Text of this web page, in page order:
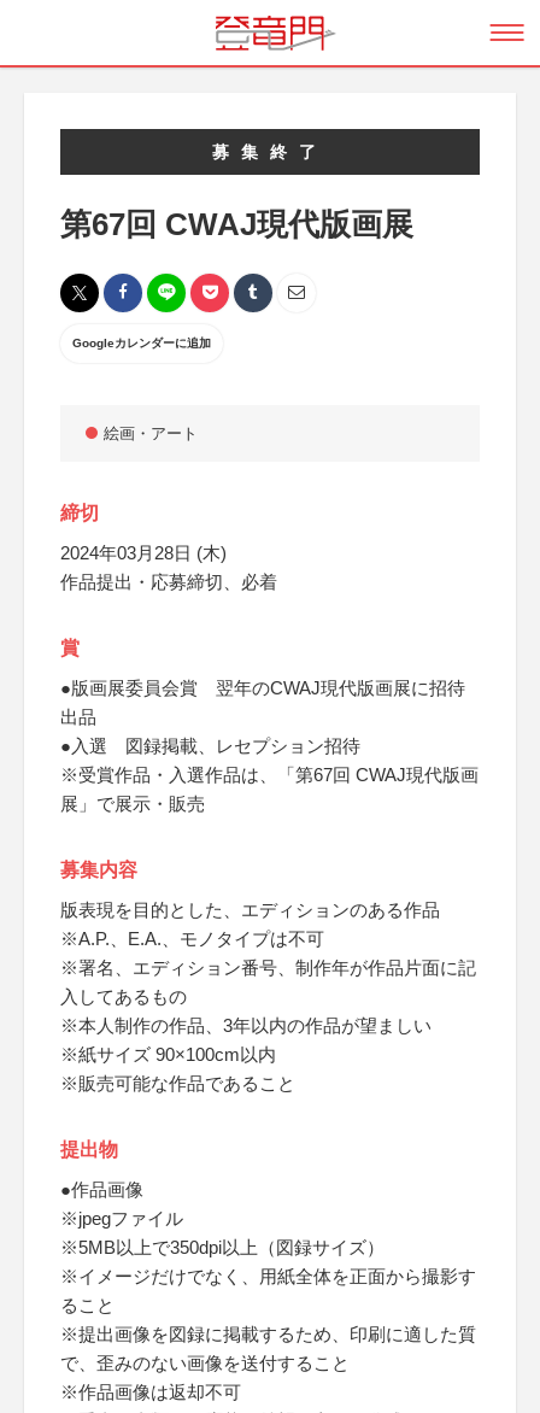
募集終了
第67回 CWAJ現代版画展
Googleカレンダーに追加
絵画・アート
締切
2024年03月28日 (木)
作品提出・応募締切、必着
賞
●版画展委員会賞 翌年のCWAJ現代版画展に招待
出品
●入選 図録掲載、レセプション招待
※受賞作品・入選作品は、「第67回 CWAJ現代版画
展」で展示・販売
募集内容
版表現を目的とした、エディションのある作品
※A.P.、E.A.、モノタイプは不可
※署名、エディション番号、制作年が作品片面に記
入してあるもの
※本人制作の作品、3年以内の作品が望ましい
※紙サイズ 90×100cm以内
※販売可能な作品であること
提出物
●作品画像
※jpegファイル
※5MB以上で350dpi以上（図録サイズ）
※イメージだけでなく、用紙全体を正面から撮影す
ること
※提出画像を図録に掲載するため、印刷に適した質
で、歪みのない画像を送付すること
※作品画像は返却不可